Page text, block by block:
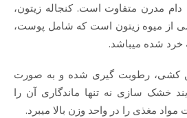
مدرن متفاوت است. کنجاله زیتون،
از میوه زیتون است که شامل پوست،
شده میباشد.
کشی، رطوبت‌ گیری شده و به صورت
خشک‌ سازی نه تنها ماندگاری آن را
مغذی را در واحد وزن بالا میبرد.